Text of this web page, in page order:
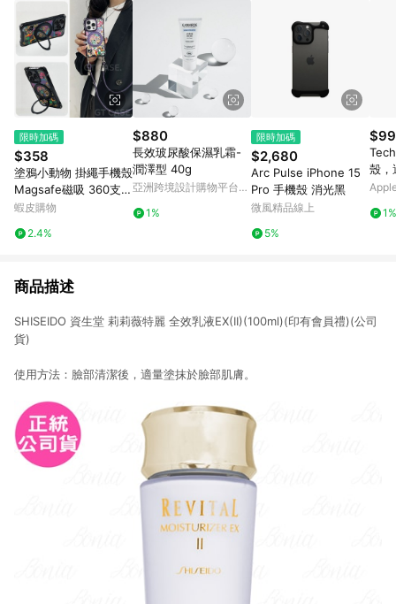
限時加碼
$358
塗鴉小動物 掛繩手機殼
Magsafe磁吸 360支架
iPhone 17 16 15 14 13
蝦皮購物
2.4%
$880
長效玻尿酸保濕乳霜-
潤澤型 40g
亞洲跨境設計購物平台
1%
限時加碼
$2,680
Arc Pulse iPhone 15
Pro 手機殼 消光黑
微風精品線上
5%
殼，
1%
商品描述
SHISEIDO 資生堂 莉莉薇特麗 全效乳液EX(II)(100ml)(印有會員禮)(公司
貨)
使用方法：臉部清潔後，適量塗抹於臉部肌膚。